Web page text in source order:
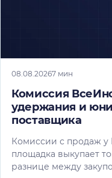
08.08.20267 мин
Комиссия
удержания и
поставщика
Комиссии с продаж у
площадка выкупает
разнице между